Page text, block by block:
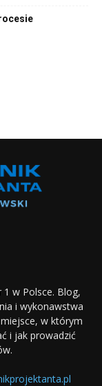
w Polsce. Blog,
i wykonawstwa
w którym
i jak prowadzić